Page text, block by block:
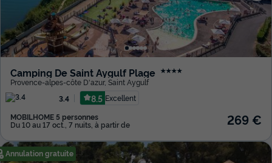
Camping De Saint Aygulf Plage ★★★★
Provence-alpes-côte D'azur, Saint Aygulf
3.4
8.5 Excellent
MOBILHOME 5 personnes
Du 10 au 17 oct., 7 nuits, à partir de 269 €
Annulation gratuite